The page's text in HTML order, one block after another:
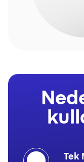
Tek